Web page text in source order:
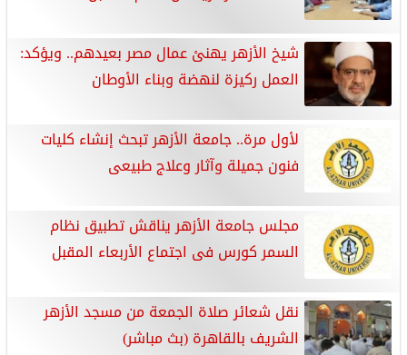
شيخ الأزهر يهنئ عمال مصر بعيدهم.. ويؤكد:
العمل ركيزة لنهضة وبناء الأوطان
لأول مرة.. جامعة الأزهر تبحث إنشاء كليات
فنون جميلة وآثار وعلاج طبيعى
مجلس جامعة الأزهر يناقش تطبيق نظام
السمر كورس فى اجتماع الأربعاء المقبل
نقل شعائر صلاة الجمعة من مسجد الأزهر
الشريف بالقاهرة (بث مباشر)